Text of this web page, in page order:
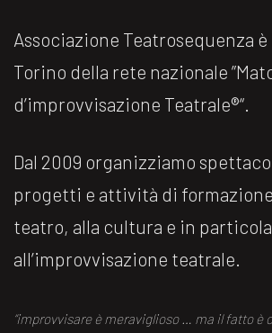
Associazione Teatrosequenza è
Torino della rete nazionale
d’improvvisazione Teatrale®️“.
Dal 2009 organizziamo
progetti e attività di
teatro, alla cultura e in
all’improvvisazione teatrale.
“improvvisare è meraviglioso … ma il fatto è